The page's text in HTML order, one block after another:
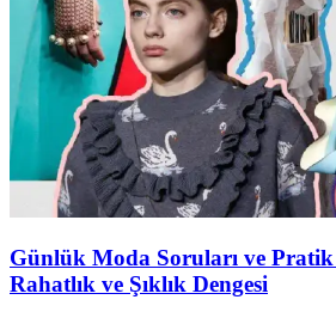
Günlük Moda Soruları ve
Rahatlık ve Şıklık Dengesi